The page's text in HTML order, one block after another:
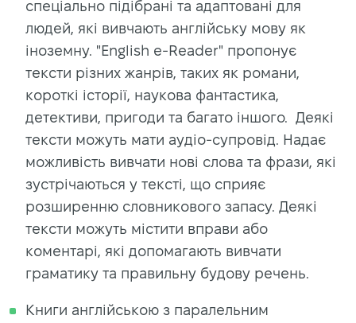
спеціально підібрані та адаптовані для
людей, які вивчають англійську мову як
іноземну. "English e-Reader" пропонує
тексти різних жанрів, таких як романи,
короткі історії, наукова фантастика,
детективи, пригоди та багато іншого. Деякі
тексти можуть мати аудіо-супровід. Надає
можливість вивчати нові слова та фрази, які
зустрічаються у тексті, що сприяє
розширенню словникового запасу. Деякі
тексти можуть містити вправи або
коментарі, які допомагають вивчати
граматику та правильну будову речень.
Книги англійською з паралельним